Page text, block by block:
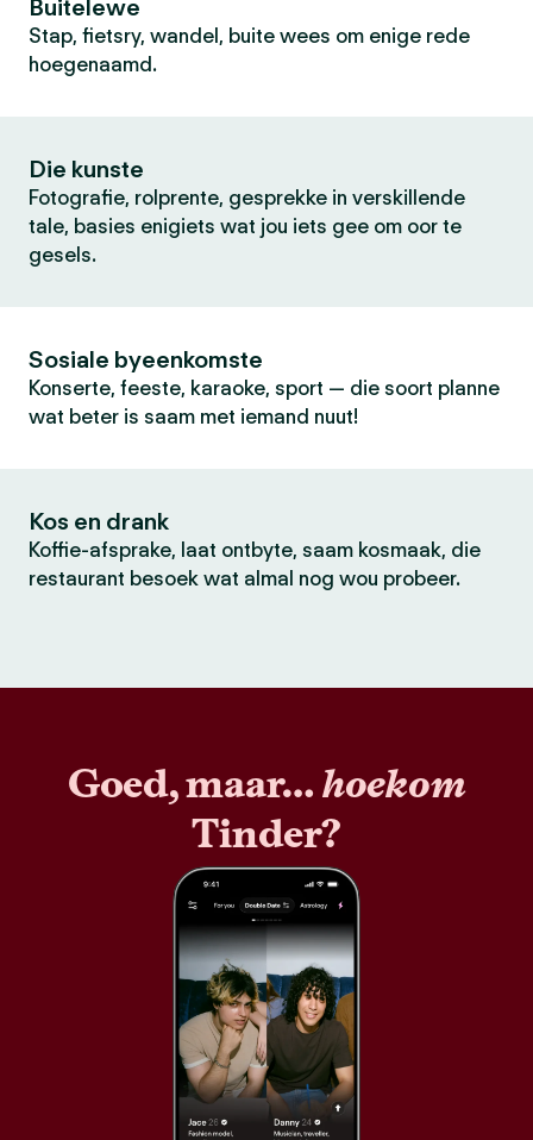
Buitelewe
Stap, fietsry, wandel, buite wees om enige rede
hoegenaamd.
Die kunste
Fotografie, rolprente, gesprekke in verskillende
tale, basies enigiets wat jou iets gee om oor te
gesels.
Sosiale byeenkomste
Konserte, feeste, karaoke, sport — die soort planne
wat beter is saam met iemand nuut!
Kos en drank
Koffie-afsprake, laat ontbyte, saam kosmaak, die
restaurant besoek wat almal nog wou probeer.
Goed, maar…hoekom
Tinder?